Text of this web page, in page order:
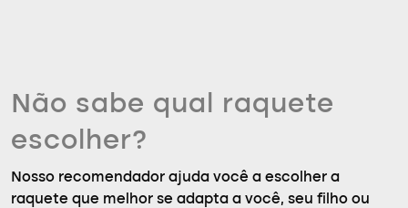
Não sabe qual raquete
escolher?
Nosso recomendador ajuda você a escolher a
raquete que melhor se adapta a você, seu filho ou